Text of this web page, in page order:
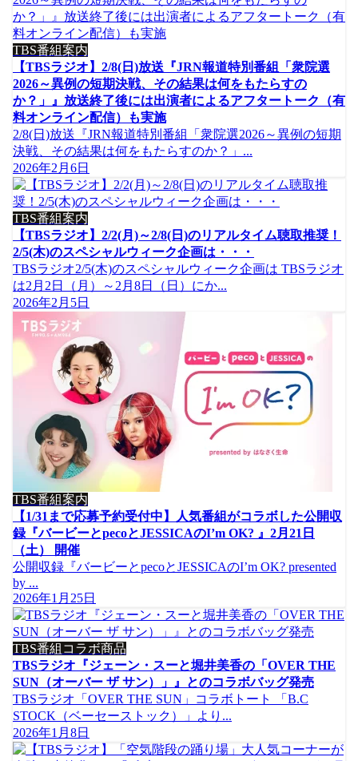
TBS番組案内
【TBSラジオ】2/8(日)放送『JRN報道特別番組「衆院選
2026～異例の短期決戦、その結果は何をもたらすの
か？」』放送終了後には出演者によるアフタートーク（有
料オンライン配信）も実施
2/8(日)放送『JRN報道特別番組「衆院選2026～異例の短期
決戦、その結果は何をもたらすのか？」...
2026年2月6日
TBS番組案内
【TBSラジオ】2/2(月)～2/8(日)のリアルタイム聴取推奨！
2/5(木)のスペシャルウィーク企画は・・・
TBSラジオ2/5(木)のスペシャルウィーク企画は TBSラジオ
は2月2日（月）～2月8日（日）にか...
2026年2月5日
TBS番組案内
【1/31まで応募予約受付中】人気番組がコラボした公開収
録『バービーとpecoとJESSICAのI’m OK? 』2月21日
（土） 開催
公開収録『バービーとpecoとJESSICAのI’m OK? presented
by ...
2026年1月25日
TBS番組コラボ商品
TBSラジオ『ジェーン・スーと堀井美香の「OVER THE
SUN（オーバー ザ サン）」』とのコラボバッグ発売
TBSラジオ「OVER THE SUN」コラボトート 「B.C
STOCK（ベーセーストック）」より...
2026年1月8日